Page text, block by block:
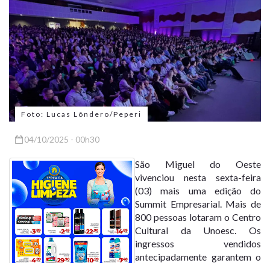
Foto: Lucas Lôndero/Peperi
04/10/2025 - 00h30
São Miguel do Oeste
vivenciou nesta sexta-feira
(03) mais uma edição do
Summit Empresarial. Mais de
800 pessoas lotaram o Centro
Cultural da Unoesc. Os
ingressos vendidos
antecipadamente garantem o